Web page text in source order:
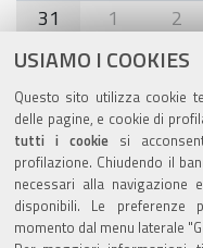
USIAMO I COOKIES
Questo sito utilizza cookie
delle pagine, e cookie di
tutti i cookiesi
profilazione. Chiudendo il
necessari alla navigazione
disponibili. Le preferenze
momento dal menu laterale
31
1 2
Agenda eventi
torna alla sezione